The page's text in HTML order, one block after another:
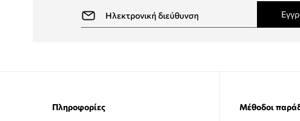
Πληροφορίες Μέθοδοι